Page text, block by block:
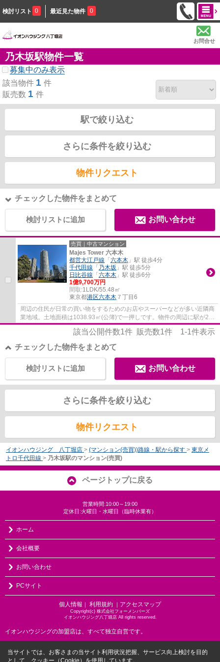
検討リスト 0 最近見た物件 0
お問合せ
乃木坂駅物件一覧
募集中のみ表示
該当物件 1 件
販売数 1 件
駅で絞り込む
さらに条件を絞り込む
物件リクエスト
チェックした物件をまとめて
検討リストに追加 お問い合わせ
売買｜中古マンション
Majes Tower 六本木
都営大江戸線 「 六本木 」駅 徒歩4分
千代田線 「 乃木坂 」駅 徒歩5分
日比谷線 「 六本木 」駅 徒歩6分
1億9,700万円
間取:1LDK/55.48㎡
東京都港区六本木 ７丁目6
周辺の住民が日常の買い物をするためのお店やスーパーなどが多い近隣商
業地域。土地面積は1038.93㎡(公簿)で一押しです。物件の周辺に駅が2つ
あり、電車でのアクセスが便利です。港区...
該当公開件数1件 販売数1件 1-1件表示
チェックした物件をまとめて
お問い合わせ
検討リストに追加
さらに条件を絞り込む
物件リクエスト
イオンハウジング 八丁堀店 > (マンション(売買))路線・駅から探す > 東京メ
トロ千代田線 > 乃木坂駅のマンション(売買)
ページトップに戻る
営業時間:10:00～19:00
定休日:火曜日・水曜日（臨時休業有）
ホーム
会社概要
お問い合わせ
PCサイト
個人情報 ｜ 利用規約 ｜ アクセスマップ
Copyright(c) 株式会社フォーメンバーズ
イオンハウジング八丁堀店 All rights reserved.
イオンハウジングの加盟店は、すべて独立自営です。
当サイトでは、お客さまの当サイト利用状況把握、サービス向上検討を目的
として、クッキー（Cookie）を使用しています。